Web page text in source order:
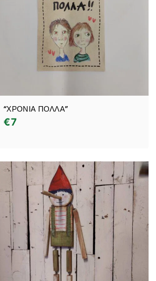
“ΧΡΟΝΙΑ ΠΟΛΛΑ”
€7